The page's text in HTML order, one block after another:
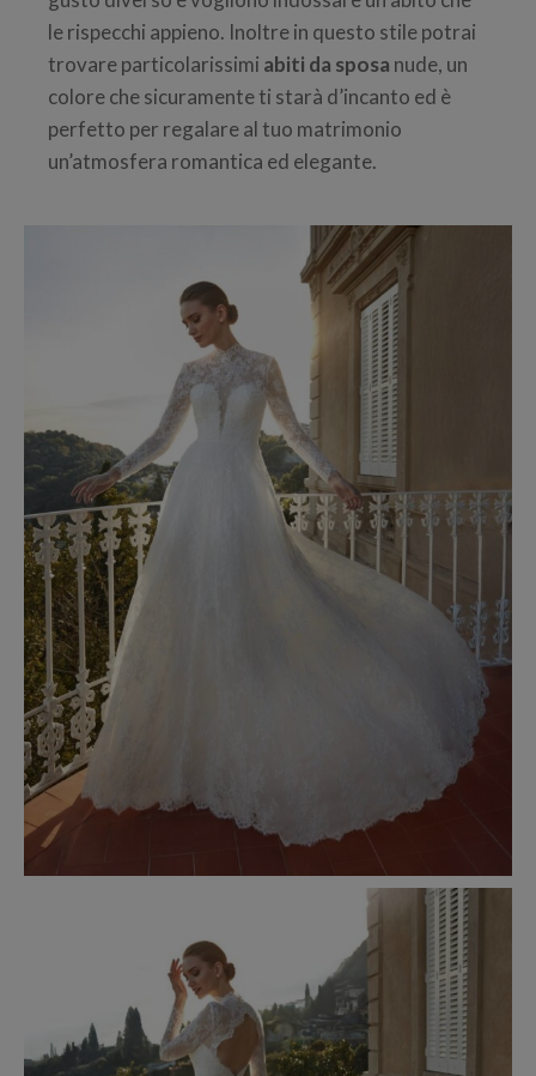
le rispecchi appieno. Inoltre in questo stile potrai
trovare particolarissimi abiti da sposa nude, un
colore che sicuramente ti starà d’incanto ed è
perfetto per regalare al tuo matrimonio
un’atmosfera romantica ed elegante.